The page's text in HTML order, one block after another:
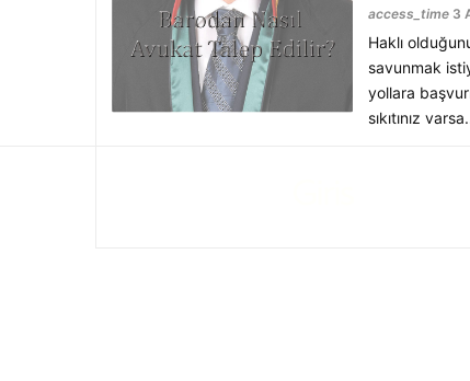
access_time 3
Haklı
savunmak
yollara
sıkıtınız